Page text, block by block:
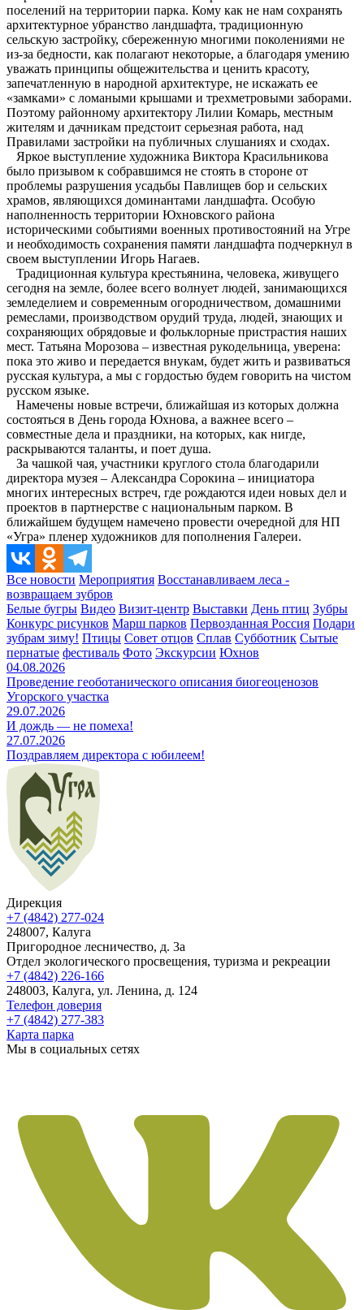
поселений на территории парка. Кому как не нам сохранять
архитектурное убранство ландшафта, традиционную
сельскую застройку, сбереженную многими поколениями не
из-за бедности, как полагают некоторые, а благодаря умению
уважать принципы общежительства и ценить красоту,
запечатленную в народной архитектуре, не искажать ее
«замками» с ломаными крышами и трехметровыми заборами.
Поэтому районному архитектору Лилии Комарь, местным
жителям и дачникам предстоит серьезная работа, над
Правилами застройки на публичных слушаниях и сходах.
Яркое выступление художника Виктора Красильникова
было призывом к собравшимся не стоять в стороне от
проблемы разрушения усадьбы Павлищев бор и сельских
храмов, являющихся доминантами ландшафта. Особую
наполненность территории Юхновского района
историческими событиями военных противостояний на Угре
и необходимость сохранения памяти ландшафта подчеркнул в
своем выступлении Игорь Нагаев.
Традиционная культура крестьянина, человека, живущего
сегодня на земле, более всего волнует людей, занимающихся
земледелием и современным огородничеством, домашними
ремеслами, производством орудий труда, людей, знающих и
сохраняющих обрядовые и фольклорные пристрастия наших
мест. Татьяна Морозова – известная рукодельница, уверена:
пока это живо и передается внукам, будет жить и развиваться
русская культура, а мы с гордостью будем говорить на чистом
русском языке.
Намечены новые встречи, ближайшая из которых должна
состояться в День города Юхнова, а важнее всего –
совместные дела и праздники, на которых, как нигде,
раскрываются таланты, и поет душа.
За чашкой чая, участники круглого стола благодарили
директора музея – Александра Сорокина – инициатора
многих интересных встреч, где рождаются идеи новых дел и
проектов в партнерстве с национальным парком. В
ближайшем будущем намечено провести очередной для НП
«Угра» пленер художников для пополнения Галереи.
Все новости Мероприятия Восстанавливаем леса -
возвращаем зубров
Белые бугры Видео Визит-центр Выставки День птиц Зубры
Конкурс рисунков Марш парков Первозданная Россия Подари
зубрам зиму! Птицы Совет отцов Сплав Субботник Сытые
пернатые фестиваль Фото Экскурсии Юхнов
04.08.2026
Проведение геоботанического описания биогеоценозов
Угорского участка
29.07.2026
И дождь — не помеха!
27.07.2026
Поздравляем директора с юбилеем!
Дирекция
+7 (4842) 277-024
248007, Калуга
Пригородное лесничество, д. 3а
Отдел экологического просвещения, туризма и рекреации
+7 (4842) 226-166
248003, Калуга, ул. Ленина, д. 124
Телефон доверия
+7 (4842) 277-383
Карта парка
Мы в социальных сетях